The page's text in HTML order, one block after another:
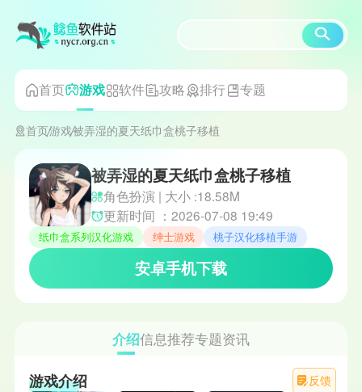
首页 游戏 软件 攻略 排行 专题
首页游戏被弄湿的夏天纸巾盒桃子移植
被弄湿的夏天纸巾盒桃子移植
角色扮演 | 大小 :18.58M
更新时间 ：2026-07-08 19:49
纸巾盒系列汉化游戏 绅士游戏 桃子汉化移植手游
安卓手机下载
介绍信息推荐专题资讯
反馈
游戏介绍